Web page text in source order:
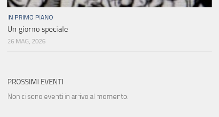
IN PRIMO PIANO
Un giorno speciale
26 MAG, 2026
PROSSIMI EVENTI
Non ci sono eventi in arrivo al momento.